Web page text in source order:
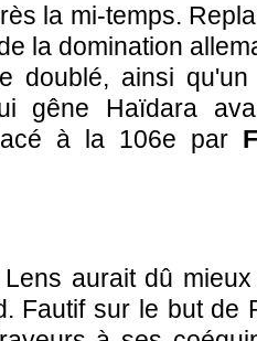
la mi-temps.
la domination
doublé, ainsi
gêne Haïdara
à la 106e par
Lens aurait dû
Fautif sur le but de